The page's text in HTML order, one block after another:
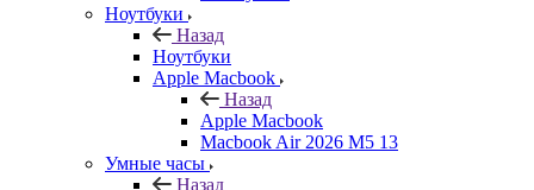
Ноутбуки
Назад
Ноутбуки
Apple Macbook
Назад
Apple Macbook
Macbook Air 2026 M5 13
Умные часы
Назад